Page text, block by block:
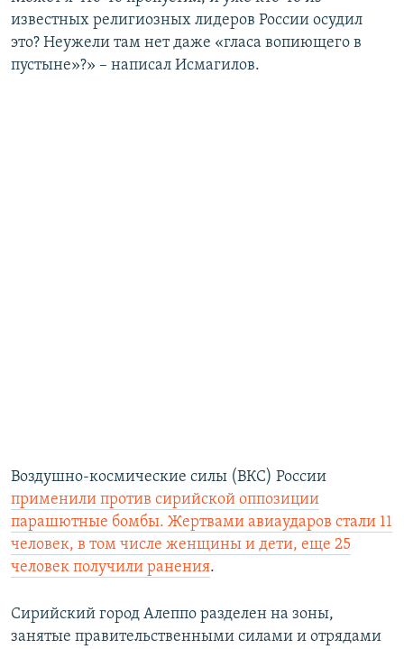
известных религиозных лидеров России осудил
это? Неужели там нет даже «гласа вопиющего в
пустыне»?» – написал Исмагилов.
Воздушно-космические силы (ВКС) России
применили против сирийской оппозиции
парашютные бомбы. Жертвами авиаударов стали 11
человек, в том числе женщины и дети, еще 25
человек получили ранения.
Сирийский город Алеппо разделен на зоны,
занятые правительственными силами и отрядами